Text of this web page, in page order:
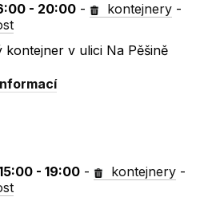
- 20:00 - kontejnery -
kontejner v ulici Na Pěšině
- 19:00 - kontejnery -